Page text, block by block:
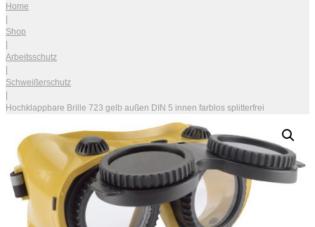
Home
|
Shop
|
Arbeitsschutz
|
Schweißerschutz
|
Hochklappbare Brille 723 gelb außen DIN 5 innen farblos splitterfrei